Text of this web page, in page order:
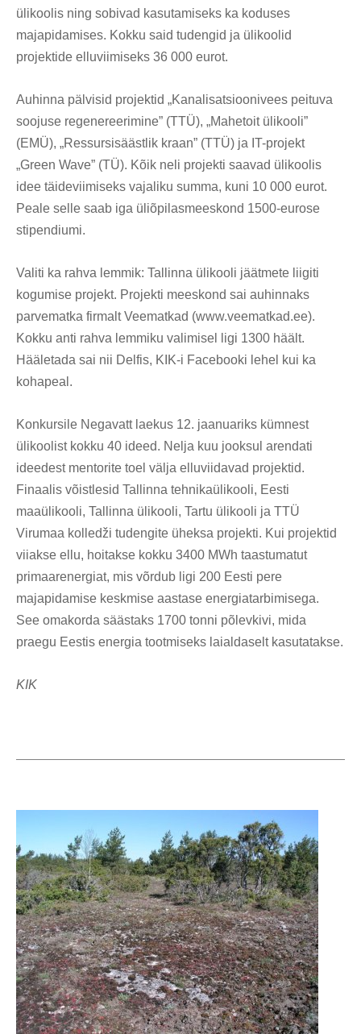
ülikoolis ning sobivad kasutamiseks ka koduses
majapidamises. Kokku said tudengid ja ülikoolid
projektide elluviimiseks 36 000 eurot.
Auhinna pälvisid projektid „Kanalisatsioonivees peituva
soojuse regenereerimine” (TTÜ), „Mahetoit ülikooli”
(EMÜ), „Ressursisäästlik kraan” (TTÜ) ja IT-projekt
„Green Wave” (TÜ). Kõik neli projekti saavad ülikoolis
idee täideviimiseks vajaliku summa, kuni 10 000 eurot.
Peale selle saab iga üliõpilasmeeskond 1500-eurose
stipendiumi.
Valiti ka rahva lemmik: Tallinna ülikooli jäätmete liigiti
kogumise projekt. Projekti meeskond sai auhinnaks
parvematka firmalt Veematkad (www.veematkad.ee).
Kokku anti rahva lemmiku valimisel ligi 1300 häält.
Hääletada sai nii Delfis, KIK-i Facebooki lehel kui ka
kohapeal.
Konkursile Negavatt laekus 12. jaanuariks kümnest
ülikoolist kokku 40 ideed. Nelja kuu jooksul arendati
ideedest mentorite toel välja elluviidavad projektid.
Finaalis võistlesid Tallinna tehnikaülikooli, Eesti
maaülikooli, Tallinna ülikooli, Tartu ülikooli ja TTÜ
Virumaa kolledži tudengite üheksa projekti. Kui projektid
viiakse ellu, hoitakse kokku 3400 MWh taastumatut
primaarenergiat, mis võrdub ligi 200 Eesti pere
majapidamise keskmise aastase energiatarbimisega.
See omakorda säästaks 1700 tonni põlevkivi, mida
praegu Eestis energia tootmiseks laialdaselt kasutatakse.
KIK